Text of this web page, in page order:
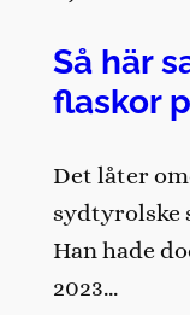
Så här
flaskor
Det låter
sydtyrolske
Han hade
2023…